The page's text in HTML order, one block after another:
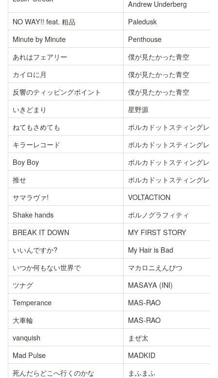
Andrew Underberg
NO WAY!! feat. 粗品
Paledusk
Minute by Minute
Penthouse
あれはフェアリー
僕が見たかった青空
カイロに月
僕が見たかった青空
反響のティッピングポイント
僕が見たかった青空
いきどまり
星野源
ねてもさめても
ポルカドットスティングレイ
キラーレコード
ポルカドットスティングレイ
Boy Boy
ポルカドットスティングレイ
推せ
ポルカドットスティングレイ
サマラヴァ!
VOLTACTION
Shake hands
ポルノグラフィティ
BREAK IT DOWN
MY FIRST STORY
いいんですか?
My Hair is Bad
いつか何もない世界で
マカロニえんぴつ
ツナグ
MASAYA (INI)
Temperance
MAS-RAO
大車輪
MAS-RAO
vanquish
まぜ太
Mad Pulse
MADKID
死んだらどこへ行くのかな
まふまふ